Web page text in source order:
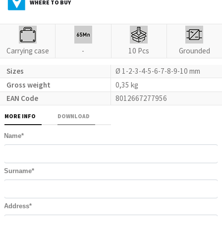
WHERE TO BUY
Carrying case - 10 Pcs Grounded
Sizes
Ø 1-2-3-4-5-6-7-8-9-10 mm
Gross weight
0,35 kg
EAN Code
8012667277956
MORE INFO DOWNLOAD